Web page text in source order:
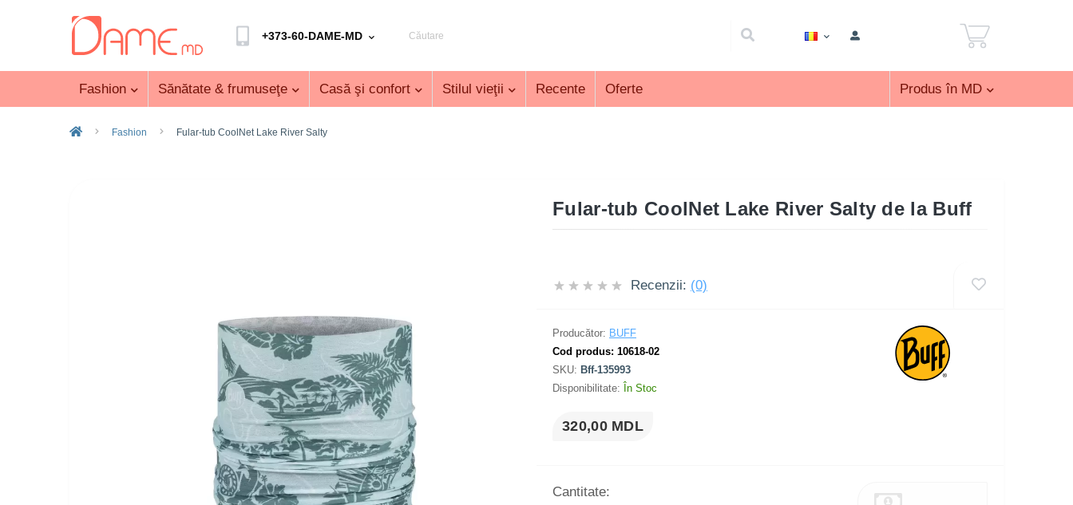
+373-60-DAME-MD
Fashion Sănătate & frumuseţe Casă şi confort Stilul vieţii Recente Oferte Produs în MD
Fashion Fular-tub CoolNet Lake River Salty
Fular-tub CoolNet Lake River Salty de la Buff
Recenzii: (0)
Producător: BUFF
Cod produs: 10618-02
SKU: Bff-135993
Disponibilitate: În Stoc
320,00 MDL
Cantitate: